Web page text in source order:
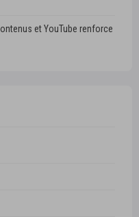
et YouTube renforce